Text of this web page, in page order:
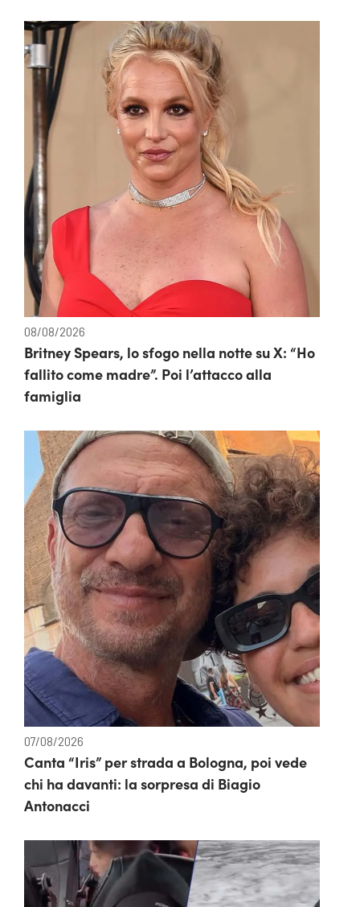
08/08/2026
Britney Spears, lo sfogo nella notte su X: “Ho
fallito come madre”. Poi l’attacco alla
famiglia
07/08/2026
Canta “Iris” per strada a Bologna, poi vede
chi ha davanti: la sorpresa di Biagio
Antonacci